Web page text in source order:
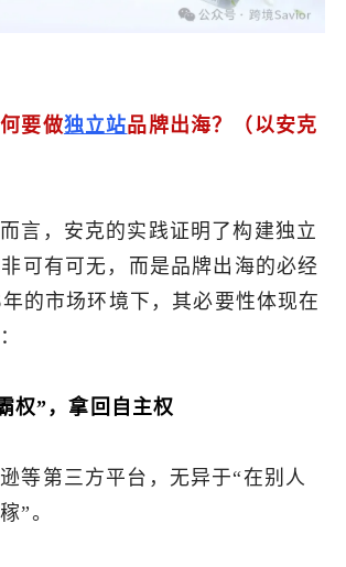
要做独立站品牌出海？（以安克
言，安克的实践证明了构建独立
可有可无，而是品牌出海的必经
的市场环境下，其必要性体现在
权”，拿回自主权
等第三方平台，无异于“在别人
”。